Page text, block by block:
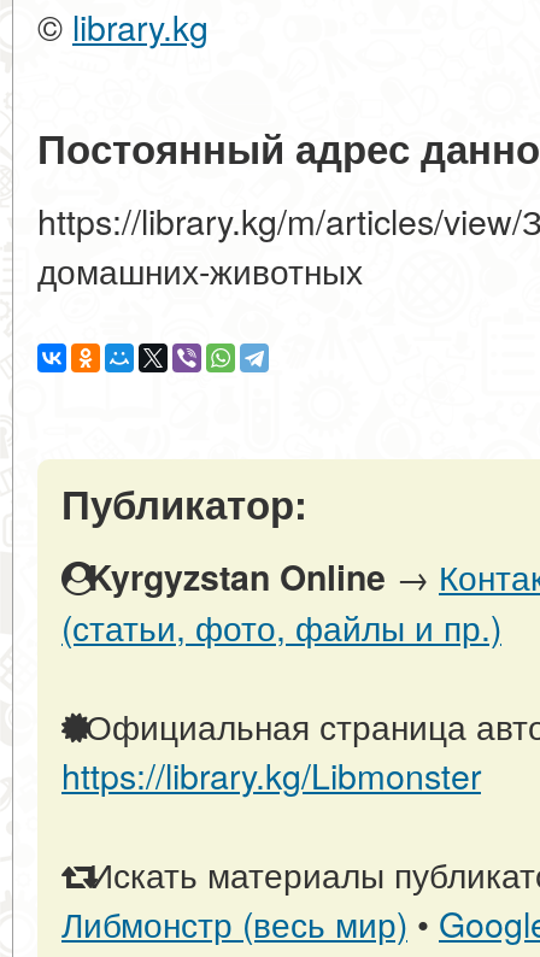
© library.kg
Постоянный адрес
https://library.kg/m/articles/view/
домашних-животных
Публикатор:
Kyrgyzstan Online →
(статьи, фото, файлы и пр.)
Официальная страница
https://library.kg/Libmonster
Искать материалы
Либмонстр (весь мир) •